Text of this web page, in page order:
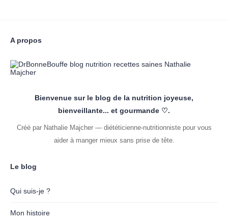
A propos
Bienvenue sur le blog de la nutrition joyeuse,
bienveillante... et gourmande ♡.
Créé par Nathalie Majcher — diététicienne-nutritionniste pour vous
aider à manger mieux sans prise de tête.
Le blog
Qui suis-je ?
Mon histoire